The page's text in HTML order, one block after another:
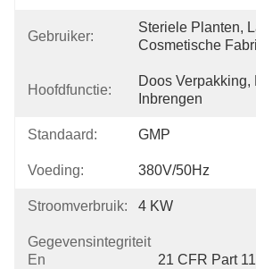
Gebruiker:
Steriele Planten,
Cosmetische
Hoofdfunctie:
Doos Verpakking,
Inbrengen
Standaard: GMP
Voeding: 380V/50Hz
Stroomverbruik: 4 KW
Gegevensintegriteit
En
21 CFR Part 11